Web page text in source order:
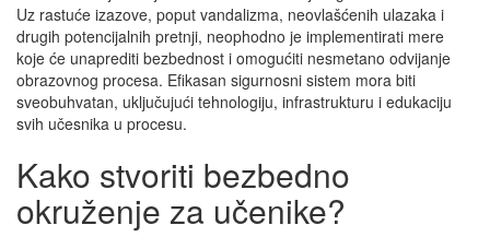
Uz rastuće izazove, poput vandalizma, neovlašćenih ulazaka i
drugih potencijalnih pretnji, neophodno je implementirati mere
koje će unaprediti bezbednost i omogućiti nesmetano odvijanje
obrazovnog procesa. Efikasan sigurnosni sistem mora biti
sveobuhvatan, uključujući tehnologiju, infrastrukturu i edukaciju
svih učesnika u procesu.
Kako stvoriti bezbedno
okruženje za učenike?